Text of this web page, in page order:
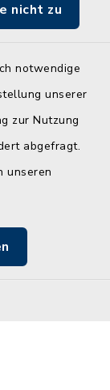
nicht zu
notwendige
unserer
zur Nutzung
abgefragt.
unseren